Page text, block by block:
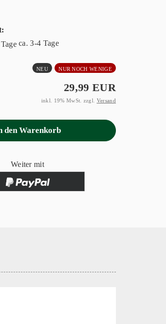
ca. 3-4 Tage
NEU NUR NOCH WENIGE
29,99 EUR
inkl. 19% MwSt. zzgl. Versand
den Warenkorb
Weiter mit